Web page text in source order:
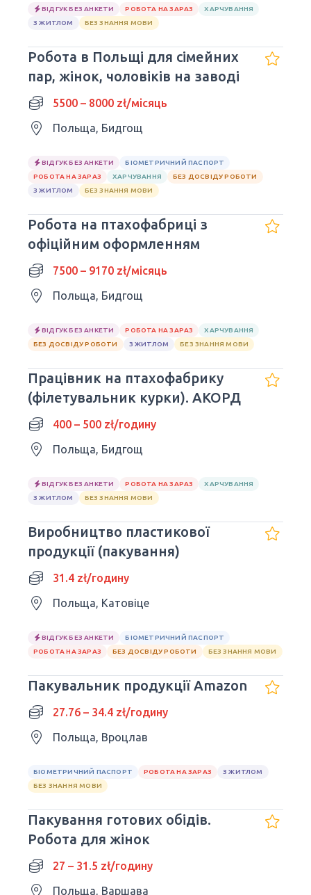
ВІДГУК БЕЗ АНКЕТИ РОБОТА НА ЗАРАЗ
ХАРЧУВАННЯ
З ЖИТЛОМ
БЕЗ ЗНАННЯ МОВИ
Робота в Польщі для сімейних
пар, жінок, чоловіків на заводі
5500 – 8000 zł/місяць
Польща, Бидгощ
ВІДГУК БЕЗ АНКЕТИ
БІОМЕТРИЧНИЙ ПАСПОРТ
РОБОТА НА ЗАРАЗ
ХАРЧУВАННЯ
БЕЗ ДОСВІДУ РОБОТИ
З ЖИТЛОМ
БЕЗ ЗНАННЯ МОВИ
Робота на птахофабриці з
офіційним оформленням
7500 – 9170 zł/місяць
Польща, Бидгощ
ВІДГУК БЕЗ АНКЕТИ РОБОТА НА ЗАРАЗ
ХАРЧУВАННЯ
БЕЗ ДОСВІДУ РОБОТИ
З ЖИТЛОМ БЕЗ ЗНАННЯ МОВИ
Працівник на птахофабрику
(філетувальник курки). АКОРД
400 – 500 zł/годину
Польща, Бидгощ
ВІДГУК БЕЗ АНКЕТИ РОБОТА НА ЗАРАЗ
ХАРЧУВАННЯ
З ЖИТЛОМ
БЕЗ ЗНАННЯ МОВИ
Виробництво пластикової
продукції (пакування)
31.4 zł/годину
Польща, Катовіце
ВІДГУК БЕЗ АНКЕТИ
БІОМЕТРИЧНИЙ ПАСПОРТ
РОБОТА НА ЗАРАЗ
БЕЗ ДОСВІДУ РОБОТИ БЕЗ ЗНАННЯ МОВИ
Пакувальник продукції Amazon
27.76 – 34.4 zł/годину
Польща, Вроцлав
БІОМЕТРИЧНИЙ ПАСПОРТ РОБОТА НА ЗАРАЗ
З ЖИТЛОМ
БЕЗ ЗНАННЯ МОВИ
Пакування готових обідів.
Робота для жінок
27 – 31.5 zł/годину
Польща, Варшава